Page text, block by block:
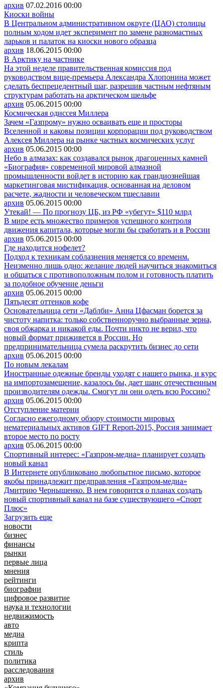
архив 07.02.2016 00:00
Киоски войны
В Центральном административном округе (ЦАО) столицы
полным ходом идет эксперимент по замене разномастных
ларьков и палаток на киоски нового образца
архив 18.06.2015 00:00
В Арктику на частнике
На этой неделе правительственная комиссия под
руководством вице-премьера Александра Хлопонина может
сделать беспрецедентный шаг, разрешив частным нефтяным
структурам работать на арктическом шельфе
архив 05.06.2015 00:00
Космическая одиссея Миллера
Зачем «Газпрому» нужно осваивать еще и просторы
Вселенной и каковы позиции корпорации под руководством
Алексея Миллера на рынке частных космических услуг
архив 05.06.2015 00:00
Небо в алмазах: как создавался рынок драгоценных камней
«Биография» современной мировой алмазной
промышленности войдет в историю как грандиознейшая
маркетинговая мистификация, основанная на деловом
расчете, жадности и человеческом тщеславии
архив 05.06.2015 00:00
Утекай! — По прогнозу ЦБ, из РФ «убегут» $110 млрд
В мире есть множество примеров успешного контроля
движения капитала, которые могли бы сработать и в России
архив 05.06.2015 00:00
Где находится нофелет?
Подход к техникам соблазнения меняется со временм.
Неизменно лишь одно: желание людей научиться знакомиться
и общаться с противоположным полом и готовность платить
за подобное обучение деньги
архив 05.06.2015 00:00
Пятьдесят оттенков кофе
Основательница сети «Даблби» Анна Цфасман борется за
чистоту напитка: только собственноручно выбранные зерна,
своя обжарка и никакой еды. Почти никто не верил, что
новый формат приживется в России. Но
предпринимательница сумела раскрутить бизнес до сети
архив 05.06.2015 00:00
По новым лекалам
Иностранные одежные бренды уходят с нашего рынка, и курс
на импортозамещение, казалось бы, дает шанс отечественным
производителям одежды. Смогут ли они одеть всю Россию?
архив 05.06.2015 00:00
Отступление материи
Согласно ежегодному обзору стоимости мировых
нематериальных активов GIFT Report-2015, Россия занимает
второе место по росту
архив 05.06.2015 00:00
Спортивный интерес: «Газпром-медиа» планирует создать
новый канал
В Интернете опубликовано любопытное письмо, которое
якобы принадлежит предправления «Газпром-медиа»
Дмитрию Чернышенко. В нем говорится о планах создать
новый спортивный канал на базе существующего «Спорт
Плюс»
Загрузить еще
новости
бизнес
финансы
рынки
первые лица
мнения
рейтинги
биографии
цифровое развитие
наука и технологии
недвижимость
авто
медиа
крипта
стиль
политика
расследования
архив